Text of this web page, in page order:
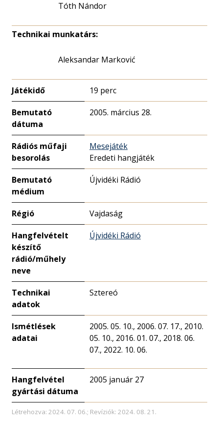
Tóth Nándor
Technikai munkatárs:
Aleksandar Marković
Játékidő 19 perc
Bemutató
dátuma
2005. március 28.
Rádiós műfaji
besorolás
Mesejáték
Eredeti hangjáték
Bemutató
médium
Újvidéki Rádió
Régió Vajdaság
Hangfelvételt
készítő
rádió/műhely
neve
Újvidéki Rádió
Technikai
adatok
Sztereó
Ismétlések
adatai
2005. 05. 10., 2006. 07. 17., 2010.
05. 10., 2016. 01. 07., 2018. 06.
07., 2022. 10. 06.
Hangfelvétel
gyártási dátuma
2005 január 27
Létrehozva: 2024. 07. 06.; Revíziók: 2024. 08. 21.